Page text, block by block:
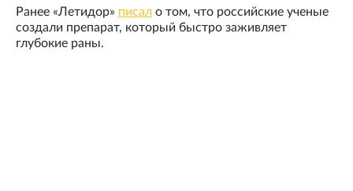
Ранее «Летидор» писал о том, что российские ученые
создали препарат, который быстро заживляет
глубокие раны.